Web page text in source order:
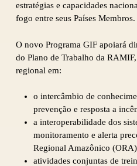
estratégias e capacidades
fogo entre seus Países Membros.
O novo Programa GIF apoiará
do Plano de Trabalho da
regional em:
o intercâmbio de
prevenção e resposta a
a interoperabilidade dos
monitoramento e alerta
Regional Amazônico
atividades conjuntas de